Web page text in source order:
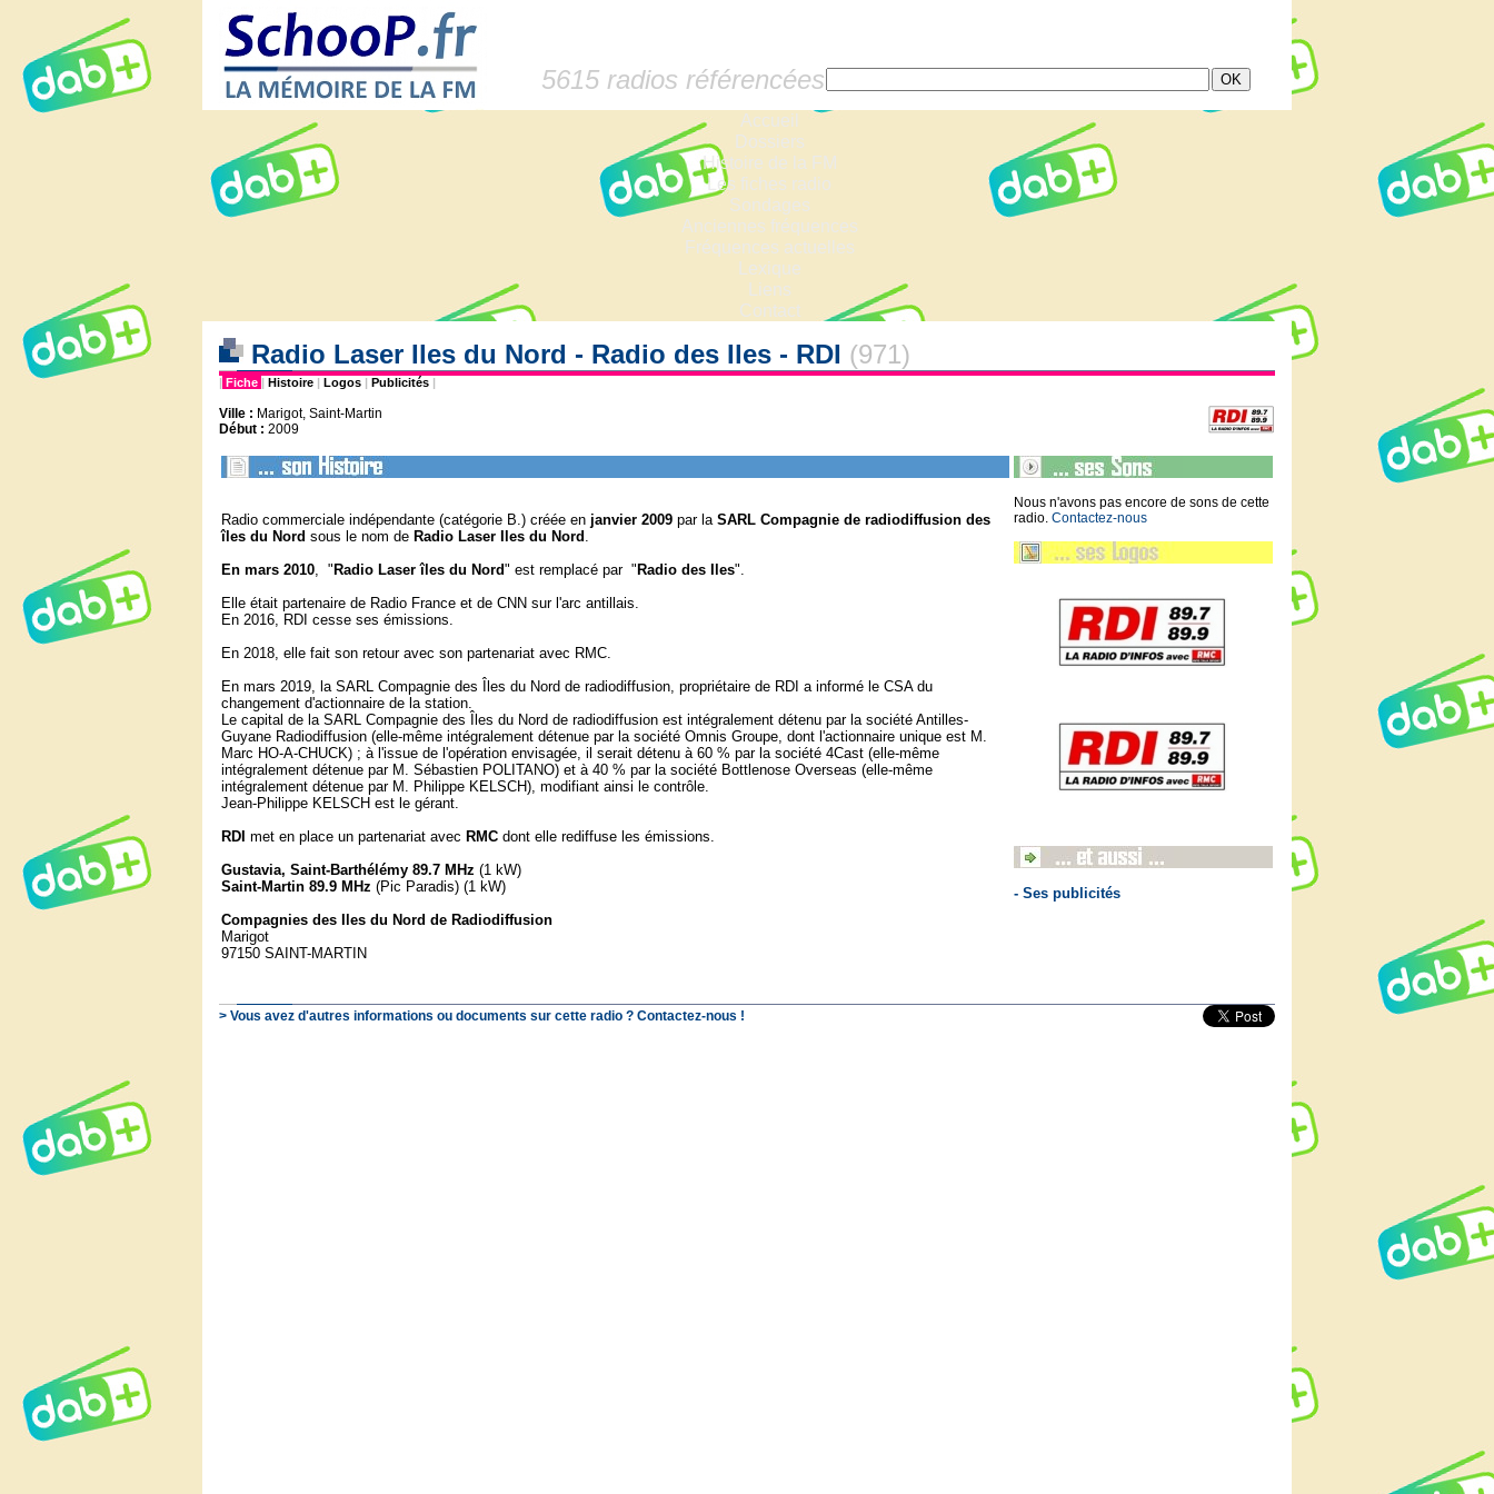
5615 radios référencées
Accueil
Dossiers
Histoire de la FM
Les fiches radio
Sondages
Anciennes fréquences
Fréquences actuelles
Lexique
Liens
Contact
Radio Laser Iles du Nord - Radio des Iles - RDI (971)
| Fiche | Histoire | Logos | Publicités |
Ville : Marigot, Saint-Martin
Début : 2009
Radio commerciale indépendante (catégorie B.) créée en janvier 2009 par la SARL Compagnie de radiodiffusion des
îles du Nord sous le nom de Radio Laser Iles du Nord .
En mars 2010, " Radio Laser îles du Nord" est remplacé par " Radio des Iles".
Elle était partenaire de Radio France et de CNN sur l'arc antillais.
En 2016, RDI cesse ses émissions.
En 2018, elle fait son retour avec son partenariat avec RMC.
En mars 2019, la SARL Compagnie des Îles du Nord de radiodiffusion, propriétaire de RDI a informé le CSA du
changement d'actionnaire de la station.
Le capital de la SARL Compagnie des Îles du Nord de radiodiffusion est intégralement détenu par la société Antilles-
Guyane Radiodiffusion (elle-même intégralement détenue par la société Omnis Groupe, dont l'actionnaire unique est M.
Marc HO-A-CHUCK) ; à l'issue de l'opération envisagée, il serait détenu à 60 % par la société 4Cast (elle-même
intégralement détenue par M. Sébastien POLITANO) et à 40 % par la société Bottlenose Overseas (elle-même
intégralement détenue par M. Philippe KELSCH), modifiant ainsi le contrôle.
Jean-Philippe KELSCH est le gérant.
RDI met en place un partenariat avec RMC dont elle rediffuse les émissions.
Gustavia, Saint-Barthélémy 89.7 MHz (1 kW)
Saint-Martin 89.9 MHz (Pic Paradis) (1 kW)
Compagnies des Iles du Nord de Radiodiffusion
Marigot
97150 SAINT-MARTIN
Nous n'avons pas encore de sons de cette
radio. Contactez-nous
- Ses publicités
> Vous avez d'autres informations ou documents sur cette radio ? Contactez-nous !